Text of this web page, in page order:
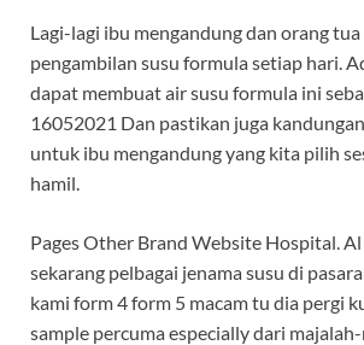
Lagi-lagi ibu mengandung dan orang
pengambilan susu formula setiap hari.
dapat membuat air susu formula ini
16052021 Dan pastikan juga
untuk ibu mengandung yang kita pilih
hamil.
Pages Other Brand Website Hospital.
sekarang pelbagai jenama susu di
kami form 4 form 5 macam tu dia pergi
sample percuma especially dari